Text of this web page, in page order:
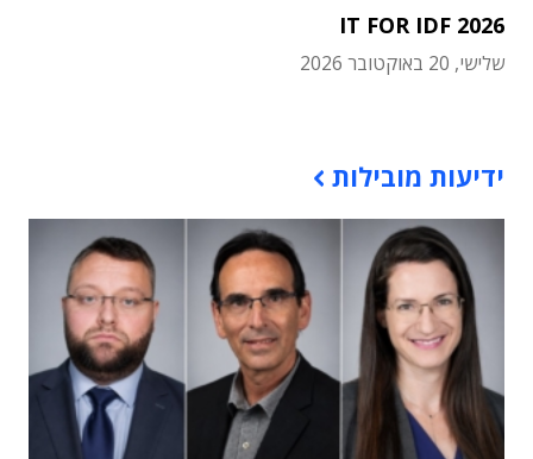
IT FOR IDF 2026
שלישי, 20 באוקטובר 2026
ידיעות מובילות